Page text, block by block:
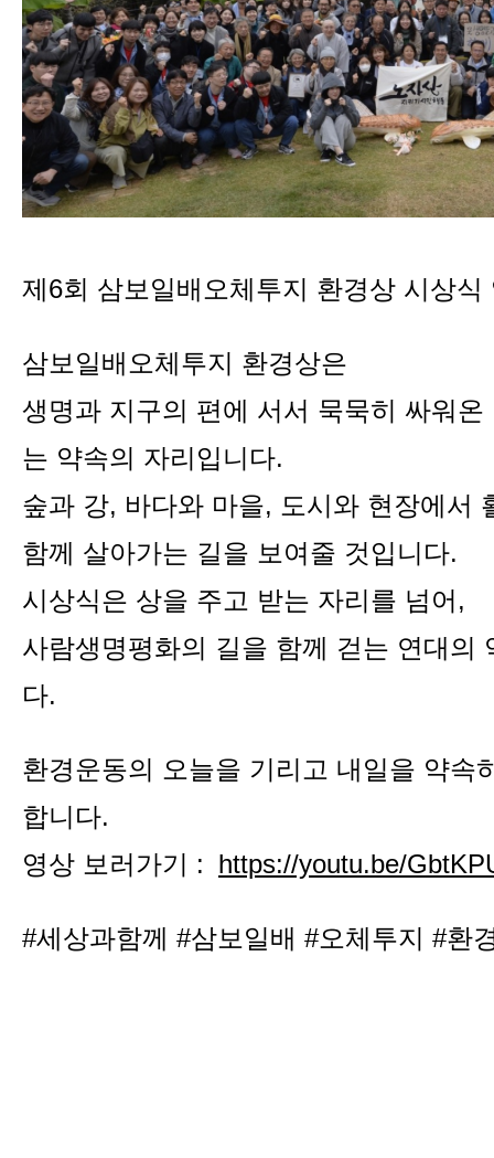
제6회 삼보일배오체투지 환경상 시상식
삼보일배오체투지 환경상은
생명과 지구의 편에 서서 묵묵히 싸워
는 약속의 자리입니다.
숲과 강, 바다와 마을, 도시와 현장에서
함께 살아가는 길을 보여줄 것입니다.
시상식은 상을 주고 받는 자리를 넘어,
사람생명평화의 길을 함께 걷는 연대의
다.
환경운동의 오늘을 기리고 내일을 약속
합니다.
영상 보러가기 : https://youtu.be/
#세상과함께 #삼보일배 #오체투지 #환